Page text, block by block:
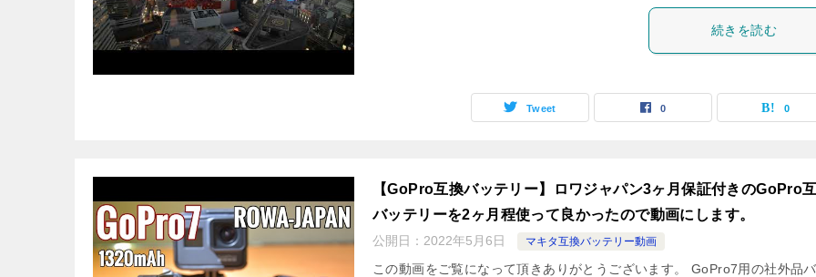
続きを読む
Tweet 0 0
【GoPro互換バッテリー】ロワジャパン3ヶ月保証付きのGoPro
バッテリーを2ヶ月程使って良かったので動画にします。
公開日： 2022年5月6日 マキタ互換バッテリー動画
この動画をご覧になって頂きありがとうございます。 GoPro7用の社外品